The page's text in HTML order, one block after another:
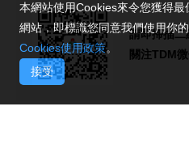
請即掃描二
關注TDM
本網站使用Cookies來令您獲得
網站，即標識您同意我們使用你
Cookies使用政策。
接受